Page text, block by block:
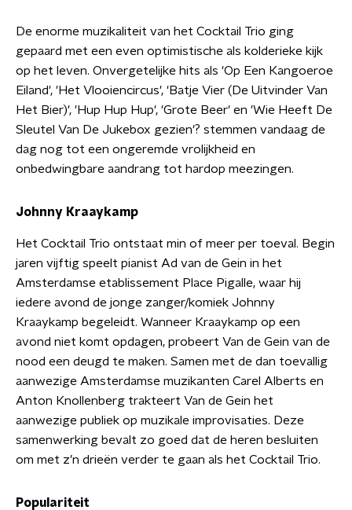
De enorme muzikaliteit van het Cocktail Trio ging
gepaard met een even optimistische als kolderieke kijk
op het leven. Onvergetelijke hits als 'Op Een Kangoeroe
Eiland', 'Het Vlooiencircus', 'Batje Vier (De Uitvinder Van
Het Bier)', 'Hup Hup Hup', 'Grote Beer' en 'Wie Heeft De
Sleutel Van De Jukebox gezien'? stemmen vandaag de
dag nog tot een ongeremde vrolijkheid en
onbedwingbare aandrang tot hardop meezingen.
Johnny Kraaykamp
Het Cocktail Trio ontstaat min of meer per toeval. Begin
jaren vijftig speelt pianist Ad van de Gein in het
Amsterdamse etablissement Place Pigalle, waar hij
iedere avond de jonge zanger/komiek Johnny
Kraaykamp begeleidt. Wanneer Kraaykamp op een
avond niet komt opdagen, probeert Van de Gein van de
nood een deugd te maken. Samen met de dan toevallig
aanwezige Amsterdamse muzikanten Carel Alberts en
Anton Knollenberg trakteert Van de Gein het
aanwezige publiek op muzikale improvisaties. Deze
samenwerking bevalt zo goed dat de heren besluiten
om met z’n drieën verder te gaan als het Cocktail Trio.
Populariteit